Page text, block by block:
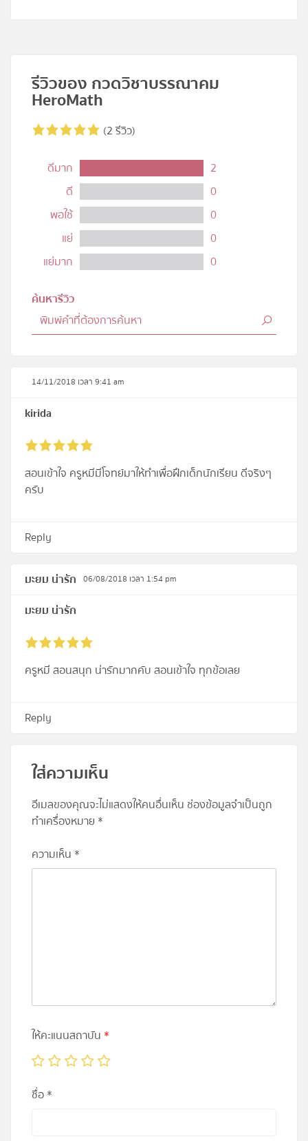
รีวิวของ กวดวิชาบรรณาคม
HeroMath
(2 รีวิว)
ดีมาก
2
ดี
0
พอใช้
0
แย่
0
แย่มาก
0
ค้นหารีวิว
14/11/2018 เวลา 9:41 am
kirida
สอนเข้าใจ ครูหมีมีโจทย์มาให้ทำเพื่อฝึกเด็กนักเรียน ดีจริงๆ
ครับ
Reply
มะยม น่ารัก 06/08/2018 เวลา 1:54 pm
มะยม น่ารัก
ครูหมี สอนสนุก น่ารักมากคับ สอนเข้าใจ ทุกข้อเลย
Reply
ใส่ความเห็น
อีเมลของคุณจะไม่แสดงให้คนอื่นเห็น ช่องข้อมูลจำเป็นถูก
ทำเครื่องหมาย *
ความเห็น *
ให้คะแนนสถาบัน *
ชื่อ*